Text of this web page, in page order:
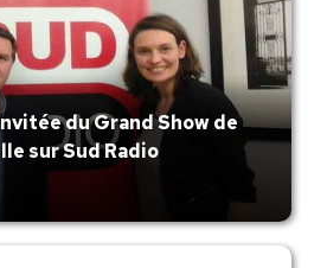
du Grand Show de
sur Sud Radio